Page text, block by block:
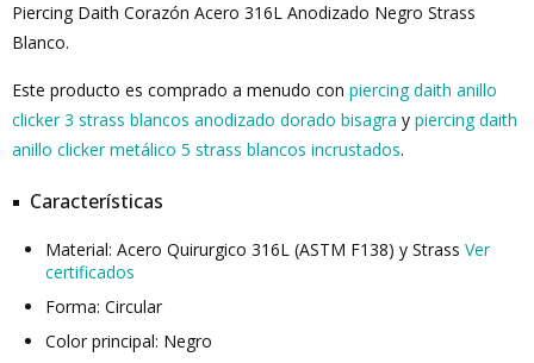
Piercing Daith Corazón Acero 316L Anodizado Negro Strass
Blanco.
Este producto es comprado a menudo con piercing daith anillo
clicker 3 strass blancos anodizado dorado bisagra y piercing daith
anillo clicker metálico 5 strass blancos incrustados.
Características
Material: Acero Quirurgico 316L (ASTM F138) y Strass Ver
certificados
Forma: Circular
Color principal: Negro